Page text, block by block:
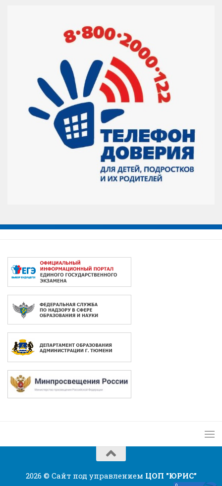
2026 © Сайт под управлением ЦОП "ЮРИС"